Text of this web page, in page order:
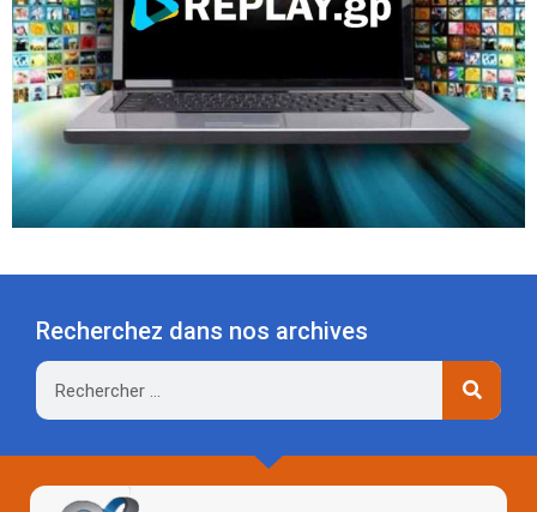
Recherchez dans nos archives
Rechercher